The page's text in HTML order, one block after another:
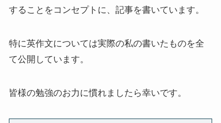
することをコンセプトに、記事を書いています。
特に英作文については実際の私の書いたものを全
て公開しています。
皆様の勉強のお力に慣れましたら幸いです。